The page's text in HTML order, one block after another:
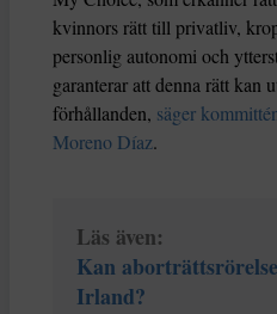
kvinnors rätt till privatliv,
personlig autonomi och
garanterar att denna rätt kan
förhållanden, säger
Moreno Díaz.
Läs även:
Kan
Irland?